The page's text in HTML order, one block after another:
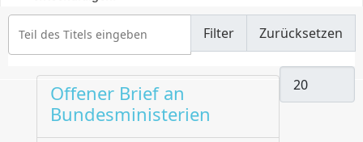
Teil des Titels eingeben
Filter Zurücksetzen
Offener Brief an
Bundesministerien